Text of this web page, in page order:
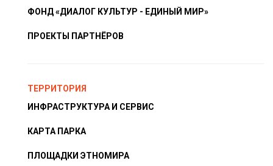
ФОНД «ДИАЛОГ КУЛЬТУР - ЕДИНЫЙ МИР»
ПРОЕКТЫ ПАРТНЁРОВ
ТЕРРИТОРИЯ
ИНФРАСТРУКТУРА И СЕРВИС
КАРТА ПАРКА
ПЛОЩАДКИ ЭТНОМИРА